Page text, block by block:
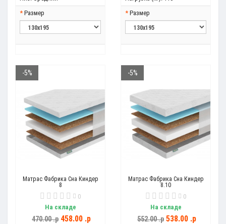
Размер
Размер
-5%
Матрас Фабрика Сна Киндер
8
0
На складе
470.00 .p 458.00 .p
-5%
Матрас Фабрика Сна Киндер
8.10
0
На складе
552.00 .p 538.00 .p